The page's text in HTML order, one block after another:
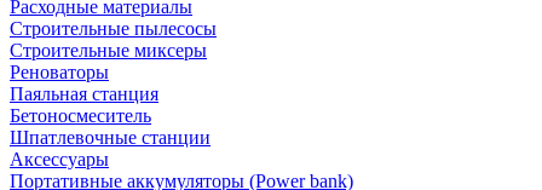
Расходные материалы
Строительные пылесосы
Строительные миксеры
Реноваторы
Паяльная станция
Бетоносмеситель
Шпатлевочные станции
Аксессуары
Портативные аккумуляторы (Power bank)